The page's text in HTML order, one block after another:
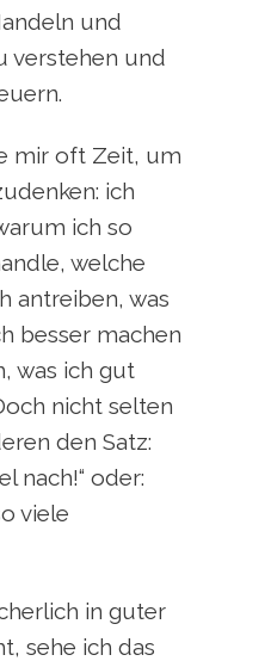
und
verstehen und
mir oft Zeit, um
ich
ich so
welche
antreiben, was
besser machen
was ich gut
nicht selten
den Satz:
nach!“ oder:
viele
in guter
sehe ich das